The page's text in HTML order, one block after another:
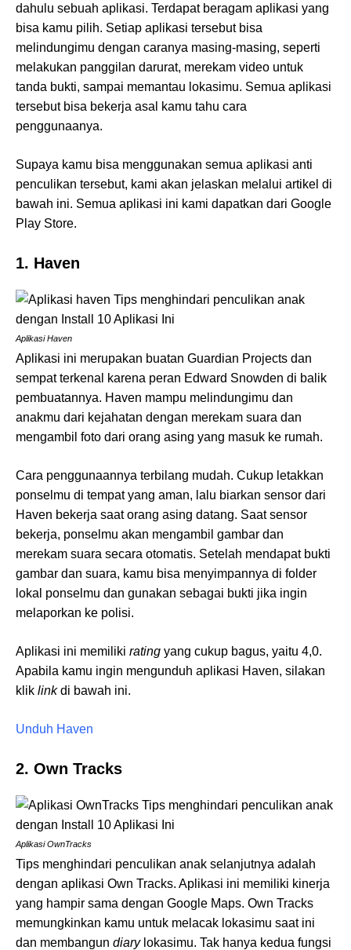
dahulu sebuah aplikasi. Terdapat beragam aplikasi yang
bisa kamu pilih. Setiap aplikasi tersebut bisa
melindungimu dengan caranya masing-masing, seperti
melakukan panggilan darurat, merekam video untuk
tanda bukti, sampai memantau lokasimu. Semua aplikasi
tersebut bisa bekerja asal kamu tahu cara
penggunaanya.
Supaya kamu bisa menggunakan semua aplikasi anti
penculikan tersebut, kami akan jelaskan melalui artikel di
bawah ini. Semua aplikasi ini kami dapatkan dari Google
Play Store.
1. Haven
Aplikasi Haven
Aplikasi ini merupakan buatan Guardian Projects dan
sempat terkenal karena peran Edward Snowden di balik
pembuatannya. Haven mampu melindungimu dan
anakmu dari kejahatan dengan merekam suara dan
mengambil foto dari orang asing yang masuk ke rumah.
Cara penggunaannya terbilang mudah. Cukup letakkan
ponselmu di tempat yang aman, lalu biarkan sensor dari
Haven bekerja saat orang asing datang. Saat sensor
bekerja, ponselmu akan mengambil gambar dan
merekam suara secara otomatis. Setelah mendapat bukti
gambar dan suara, kamu bisa menyimpannya di folder
lokal ponselmu dan gunakan sebagai bukti jika ingin
melaporkan ke polisi.
Aplikasi ini memiliki rating yang cukup bagus, yaitu 4,0.
Apabila kamu ingin mengunduh aplikasi Haven, silakan
klik linkdi bawah ini.
Unduh Haven
2. Own Tracks
Aplikasi OwnTracks
Tips menghindari penculikan anak selanjutnya adalah
dengan aplikasi Own Tracks. Aplikasi ini memiliki kinerja
yang hampir sama dengan Google Maps. Own Tracks
memungkinkan kamu untuk melacak lokasimu saat ini
dan membangun diarylokasimu. Tak hanya kedua fungsi